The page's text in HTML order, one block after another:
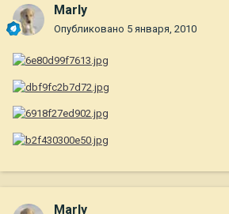
Marly
Опубликовано 5 января, 2010
Marly